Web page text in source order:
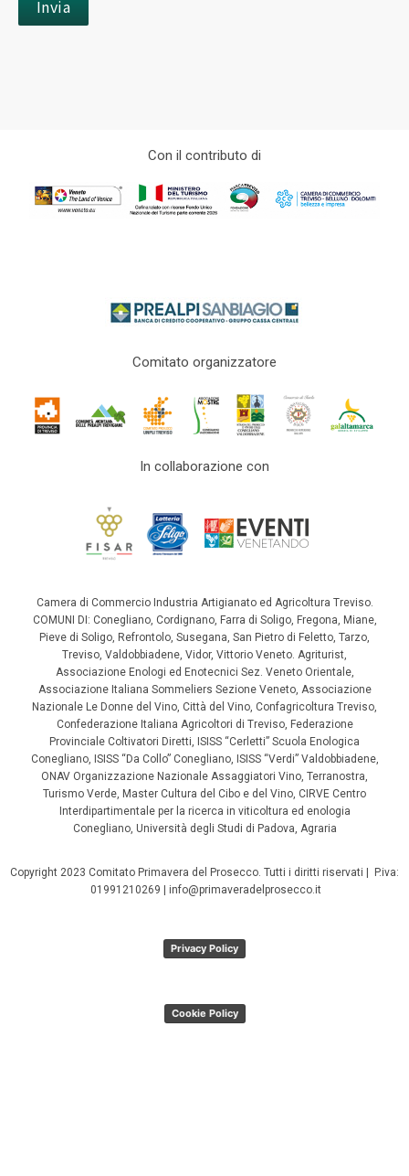
Con il contributo di
Comitato organizzatore
In collaborazione con
Camera di Commercio Industria Artigianato ed Agricoltura Treviso.
COMUNI DI: Conegliano, Cordignano, Farra di Soligo, Fregona, Miane,
Pieve di Soligo, Refrontolo, Susegana, San Pietro di Feletto, Tarzo,
Treviso, Valdobbiadene, Vidor, Vittorio Veneto. Agriturist,
Associazione Enologi ed Enotecnici Sez. Veneto Orientale,
Associazione Italiana Sommeliers Sezione Veneto, Associazione
Nazionale Le Donne del Vino, Città del Vino, Confagricoltura Treviso,
Confederazione Italiana Agricoltori di Treviso, Federazione
Provinciale Coltivatori Diretti, ISISS “Cerletti” Scuola Enologica
Conegliano, ISISS “Da Collo” Conegliano, ISISS “Verdi” Valdobbiadene,
ONAV Organizzazione Nazionale Assaggiatori Vino, Terranostra,
Turismo Verde, Master Cultura del Cibo e del Vino, CIRVE Centro
Interdipartimentale per la ricerca in viticoltura ed enologia
Conegliano, Università degli Studi di Padova, Agraria
Copyright 2023 Comitato Primavera del Prosecco. Tutti i diritti riservati | P.iva:
01991210269 | info@primaveradelprosecco.it
Privacy Policy
Cookie Policy